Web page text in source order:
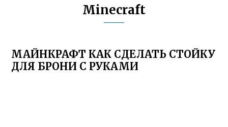
Minecraft
МАЙНКРАФТ КАК СДЕЛАТЬ СТОЙКУ
ДЛЯ БРОНИ С РУКАМИ